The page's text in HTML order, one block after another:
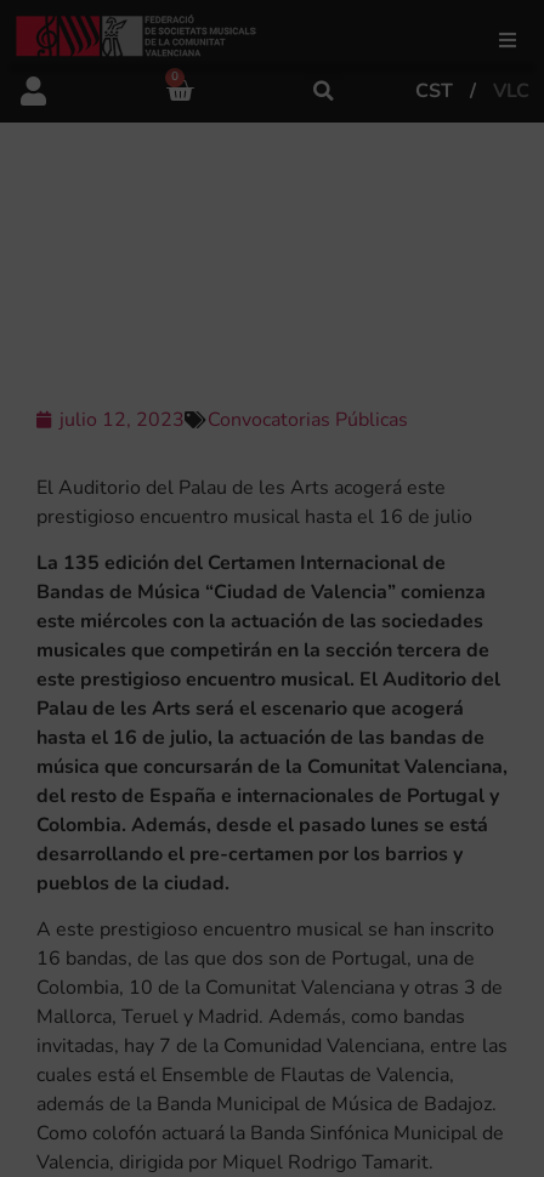
FSMCV
Actualidad
Tienda
0
CST VLC
julio 12, 2023 Convocatorias Públicas
El Auditorio del Palau de les Arts acogerá este
prestigioso encuentro musical hasta el 16 de julio
La 135 edición del Certamen Internacional de
Bandas de Música “Ciudad de Valencia” comienza
este miércoles con la actuación de las sociedades
musicales que competirán en la sección tercera de
este prestigioso encuentro musical. El Auditorio del
Palau de les Arts será el escenario que acogerá
hasta el 16 de julio, la actuación de las bandas de
música que concursarán de la Comunitat Valenciana,
del resto de España e internacionales de Portugal y
Colombia. Además, desde el pasado lunes se está
desarrollando el pre-certamen por los barrios y
pueblos de la ciudad.
A este prestigioso encuentro musical se han inscrito
16 bandas, de las que dos son de Portugal, una de
Colombia, 10 de la Comunitat Valenciana y otras 3 de
Mallorca, Teruel y Madrid. Además, como bandas
invitadas, hay 7 de la Comunidad Valenciana, entre las
cuales está el Ensemble de Flautas de Valencia,
además de la Banda Municipal de Música de Badajoz.
Como colofón actuará la Banda Sinfónica Municipal de
Valencia, dirigida por Miquel Rodrigo Tamarit.